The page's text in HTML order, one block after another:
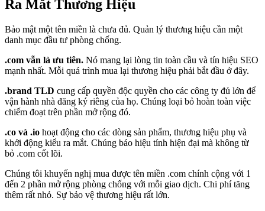
Ra Mắt Thương Hiệu
Bảo mật một tên miền là chưa đủ. Quản lý thương hiệu cần một
danh mục đầu tư phòng chống.
.com vẫn là ưu tiên. Nó mang lại lòng tin toàn cầu và tín hiệu SEO
mạnh nhất. Mỗi quá trình mua lại thương hiệu phải bắt đầu ở đây.
.brand TLD cung cấp quyền độc quyền cho các công ty đủ lớn để
vận hành nhà đăng ký riêng của họ. Chúng loại bỏ hoàn toàn việc
chiếm đoạt trên phần mở rộng đó.
.co và .io hoạt động cho các dòng sản phẩm, thương hiệu phụ và
khởi động kiểu ra mắt. Chúng báo hiệu tính hiện đại mà không từ
bỏ .com cốt lõi.
Chúng tôi khuyến nghị mua được tên miền .com chính cộng với 1
đến 2 phần mở rộng phòng chống với mỗi giao dịch. Chi phí tăng
thêm rất nhỏ. Sự bảo vệ thương hiệu rất lớn.